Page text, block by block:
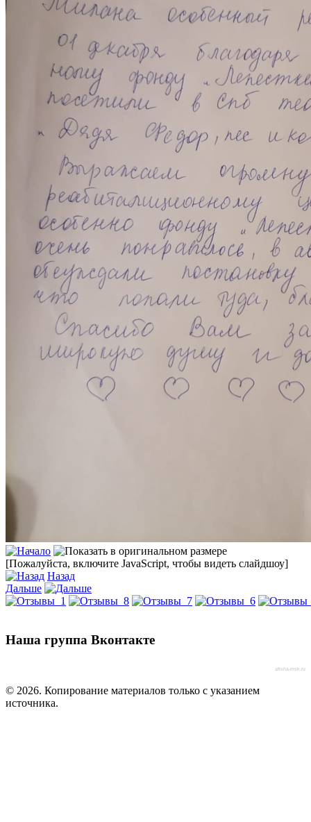
[Пожалуйста, включите JavaScript, чтобы видеть слайдшоу]
Назад
Дальше
Наша группа Вконтакте
afisha-msk.ru
© 2026. Копирование материалов только с указанием
источника.